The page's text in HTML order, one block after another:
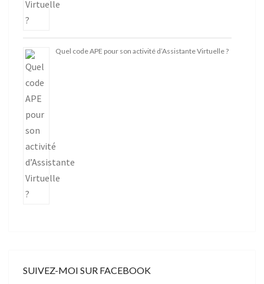
Quel code APE pour son activité d’Assistante Virtuelle ?
SUIVEZ-MOI SUR FACEBOOK